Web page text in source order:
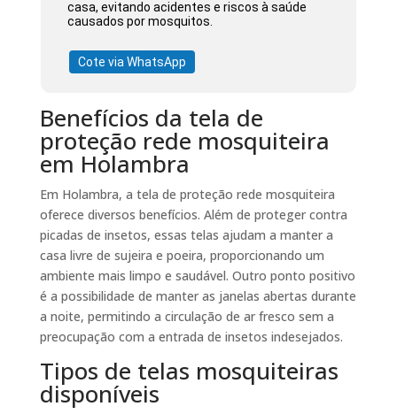
casa, evitando acidentes e riscos à saúde
causados por mosquitos.
Cote via WhatsApp
Benefícios da tela de
proteção rede mosquiteira
em Holambra
Em Holambra, a tela de proteção rede mosquiteira
oferece diversos benefícios. Além de proteger contra
picadas de insetos, essas telas ajudam a manter a
casa livre de sujeira e poeira, proporcionando um
ambiente mais limpo e saudável. Outro ponto positivo
é a possibilidade de manter as janelas abertas durante
a noite, permitindo a circulação de ar fresco sem a
preocupação com a entrada de insetos indesejados.
Tipos de telas mosquiteiras
disponíveis